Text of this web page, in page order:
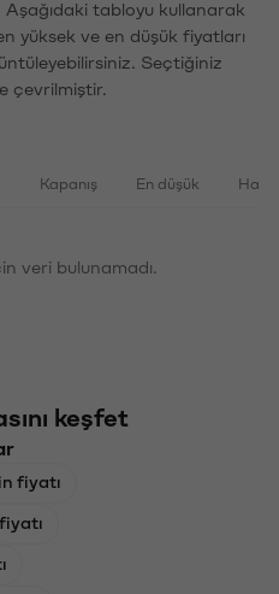
Aşağıdaki tabloyu kullanarak
yüksek ve en düşük fiyatları
Seçtiğiniz
çevrilmiştir.
Kapanış En düşük
veri bulunamadı.
keşfet
fiyatı